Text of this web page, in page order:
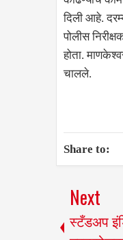
दिली आहे.
पोलीस
होता.
चालले.
Share to:
Next
स्टँडअप